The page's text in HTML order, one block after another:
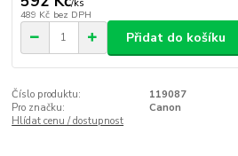
/ks
489 Kč bez DPH
Přidat do košíku
Číslo produktu:
119087
Pro značku:
Canon
Hlídat cenu / dostupnost